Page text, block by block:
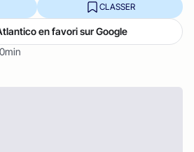
CLASSER
en favori sur Google